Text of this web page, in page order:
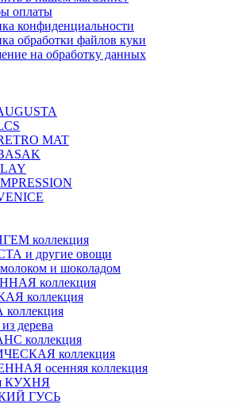
оплаты
конфиденциальности
обработки файлов куки
на обработку данных
MAT
коллекция
и другие овощи
и шоколадом
коллекция
коллекция
дерева
коллекция
коллекция
осенняя коллекция
КУХНЯ
ГУСЬ